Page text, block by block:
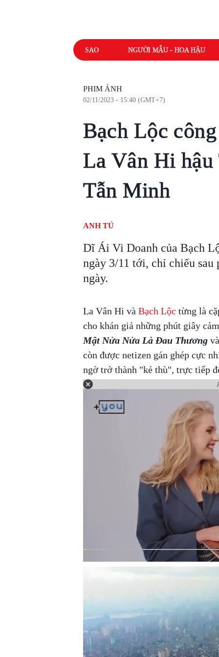
SAO NGƯỜI MẪU - HOA HẬU
PHIM ẢNH
02/11/2023 - 15:40 (GMT+7)
Bạch Lộc
La Vân Hi
Tẫn Minh
ANH TÚ
Dĩ Ái Vi Doanh của Bạch
ngày 3/11 tới, chỉ chiếu
ngày.
La Vân Hi và Bạch Lộc từng là
cho khán giả những phút giây
Mật Nửa Nửa Là Đau Thương và
còn được netizen gán ghép cực
ngờ trở thành "kẻ thù", trực tiếp